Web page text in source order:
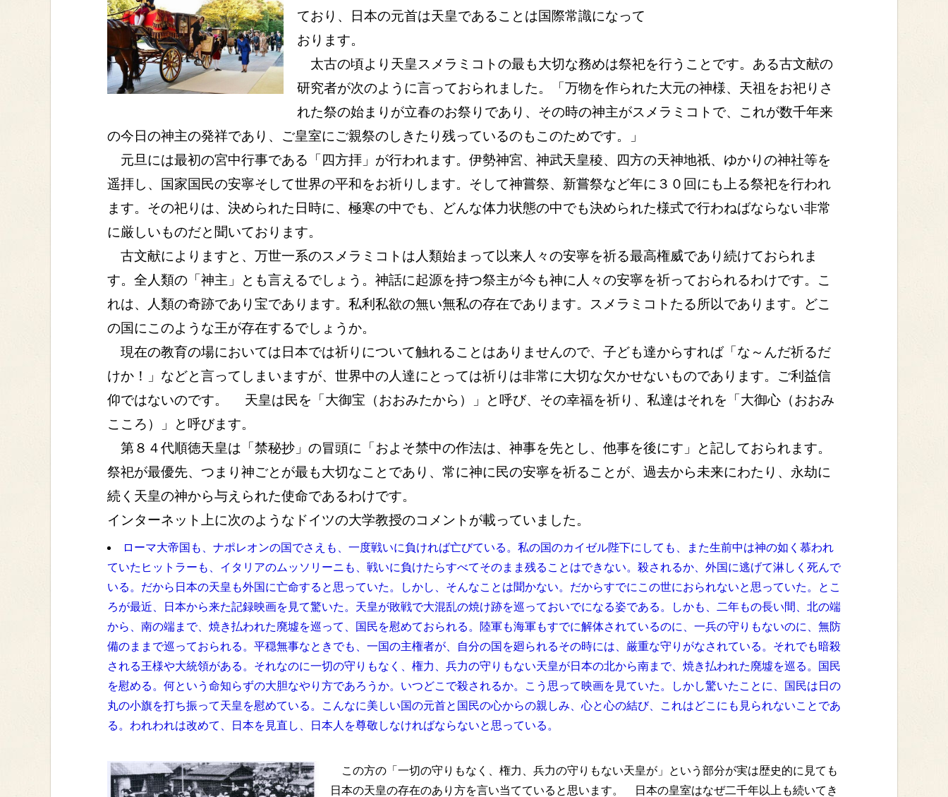
ており、日本の元首は天皇であることは国際常識になって
おります。
太古の頃より天皇スメラミコトの最も大切な務めは祭祀を行うことです。ある古文献の
研究者が次のように言っておられました。「万物を作られた大元の神様、天祖をお祀りさ
れた祭の始まりが立春のお祭りであり、その時の神主がスメラミコトで、これが数千年来
の今日の神主の発祥であり、ご皇室にご親祭のしきたり残っているのもこのためです。」
元旦には最初の宮中行事である「四方拝」が行われます。伊勢神宮、神武天皇稜、四方の天神地祇、ゆかりの神社等を
遥拝し、国家国民の安寧そして世界の平和をお祈りします。そして神嘗祭、新嘗祭など年に３０回にも上る祭祀を行われ
ます。その祀りは、決められた日時に、極寒の中でも、どんな体力状態の中でも決められた様式で行わねばならない非常
に厳しいものだと聞いております。
古文献によりますと、万世一系のスメラミコトは人類始まって以来人々の安寧を祈る最高権威であり続けておられま
す。全人類の「神主」とも言えるでしょう。神話に起源を持つ祭主が今も神に人々の安寧を祈っておられるわけです。こ
れは、人類の奇跡であり宝であります。私利私欲の無い無私の存在であります。スメラミコトたる所以であります。どこ
の国にこのような王が存在するでしょうか。
現在の教育の場においては日本では祈りについて触れることはありませんので、子ども達からすれば「な～んだ祈るだ
けか！」などと言ってしまいますが、世界中の人達にとっては祈りは非常に大切な欠かせないものであります。ご利益信
仰ではないのです。 天皇は民を「大御宝（おおみたから）」と呼び、その幸福を祈り、私達はそれを「大御心（おおみ
こころ）」と呼びます。
第８４代順徳天皇は「禁秘抄」の冒頭に「およそ禁中の作法は、神事を先とし、他事を後にす」と記しておられます。
祭祀が最優先、つまり神ごとが最も大切なことであり、常に神に民の安寧を祈ることが、過去から未来にわたり、永劫に
続く天皇の神から与えられた使命であるわけです。
インターネット上に次のようなドイツの大学教授のコメントが載っていました。
ローマ大帝国も、ナポレオンの国でさえも、一度戦いに負ければ亡びている。私の国のカイゼル陛下にしても、また生前中は神の如く慕われ
ていたヒットラーも、イタリアのムッソリーニも、戦いに負けたらすべてそのまま残ることはできない。殺されるか、外国に逃げて淋しく死んで
いる。だから日本の天皇も外国に亡命すると思っていた。しかし、そんなことは聞かない。だからすでにこの世におられないと思っていた。とこ
ろが最近、日本から来た記録映画を見て驚いた。天皇が敗戦で大混乱の焼け跡を巡っておいでになる姿である。しかも、二年もの長い間、北の端
から、南の端まで、焼き払われた廃墟を巡って、国民を慰めておられる。陸軍も海軍もすでに解体されているのに、一兵の守りもないのに、無防
備のままで巡っておられる。平穏無事なときでも、一国の主権者が、自分の国を廻られるその時には、厳重な守りがなされている。それでも暗殺
される王様や大統領がある。それなのに一切の守りもなく、権力、兵力の守りもない天皇が日本の北から南まで、焼き払われた廃墟を巡る。国民
を慰める。何という命知らずの大胆なやり方であろうか。いつどこで殺されるか。こう思って映画を見ていた。しかし驚いたことに、国民は日の
丸の小旗を打ち振って天皇を慰めている。こんなに美しい国の元首と国民の心からの親しみ、心と心の結び、これはどこにも見られないことであ
る。われわれは改めて、日本を見直し、日本人を尊敬しなければならないと思っている。
この方の「一切の守りもなく、権力、兵力の守りもない天皇が」という部分が実は歴史的に見ても
日本の天皇の存在のあり方を言い当てていると思います。 日本の皇室はなぜ二千年以上も続いてき